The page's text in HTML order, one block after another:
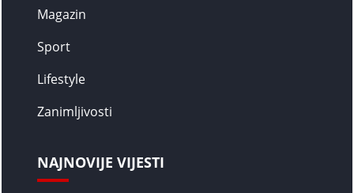
Magazin
Sport
Lifestyle
Zanimljivosti
NAJNOVIJE VIJESTI